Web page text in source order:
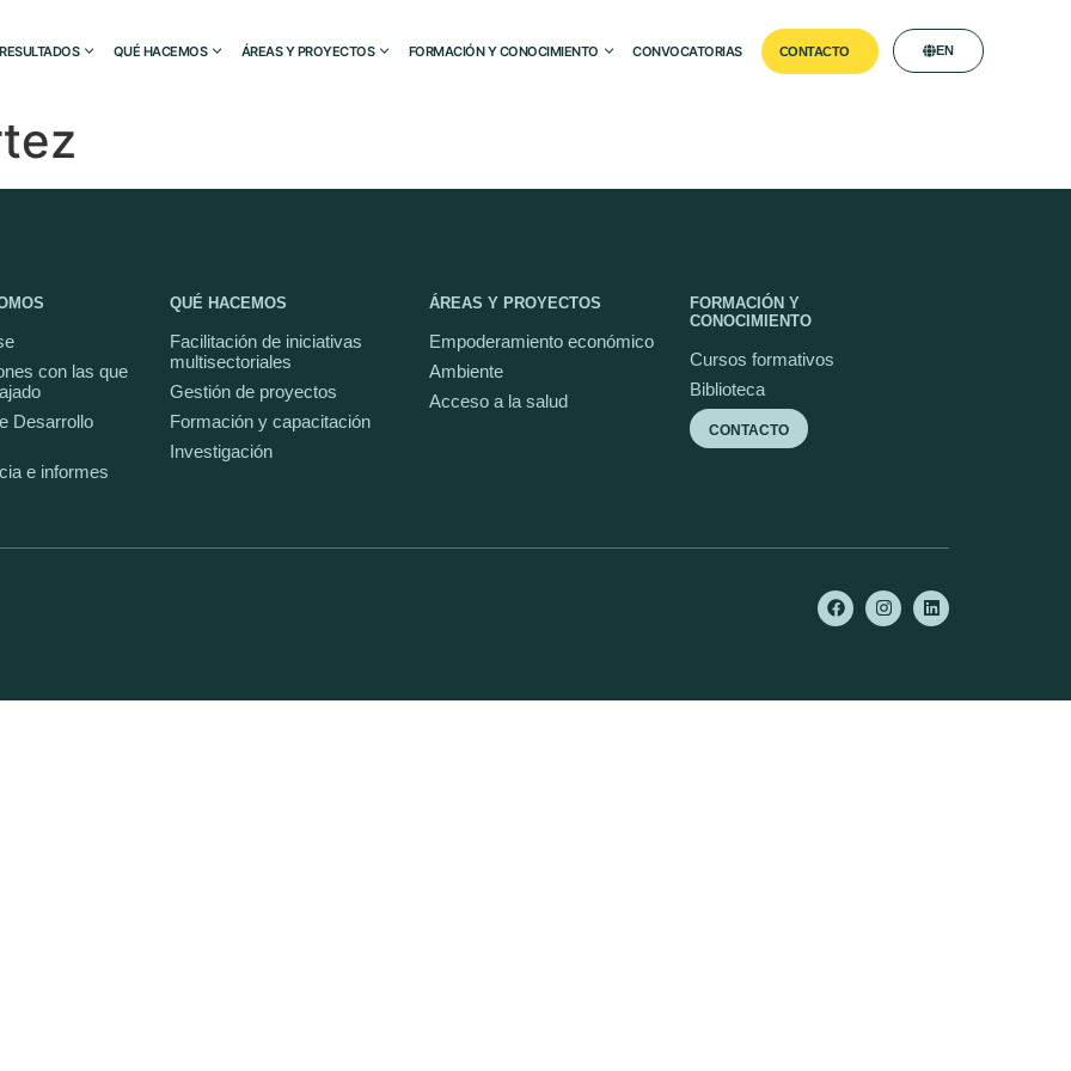
RESULTADOS QUÉ HACEMOS ÁREAS Y PROYECTOS FORMACIÓN Y CONOCIMIENTO CONVOCATORIAS CONTACTO EN
con las que
Desarrollo
e informes
QUÉ HACEMOS
Facilitación de iniciativas
multisectoriales
Gestión de proyectos
Formación y capacitación
Investigación
ÁREAS Y PROYECTOS
Empoderamiento económico
Ambiente
Acceso a la salud
FORMACIÓN Y
CONOCIMIENTO
Cursos formativos
Biblioteca
CONTACTO